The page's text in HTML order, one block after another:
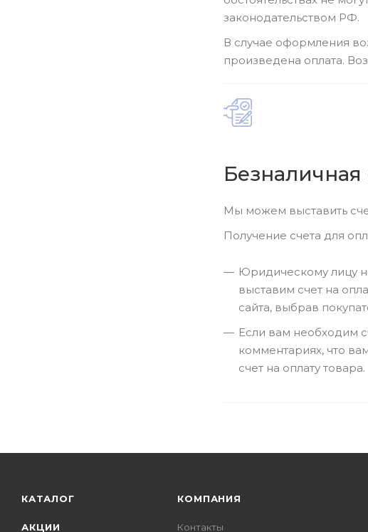
законодательством РФ.
В случае оформления
произведена оплата.
Безналичная
Мы можем выставить
Получение счета для
Юридическому лицу
выставим счет на
сайта, выбрав
Если вам необходим
комментариях, что
счет на оплату товара.
КАТАЛОГ
АКЦИИ
КОМПАНИЯ
Контакты